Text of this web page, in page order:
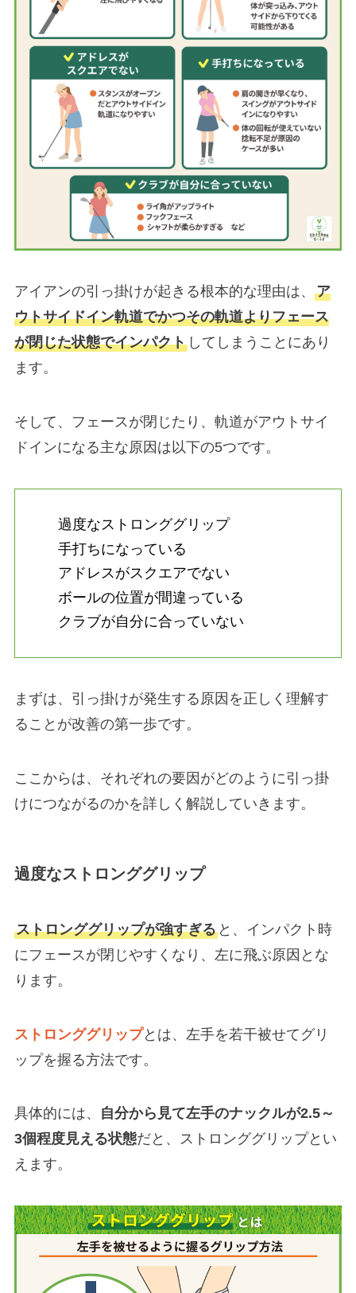
アイアンの引っ掛けが起きる根本的な理由は、 ア
ウトサイドイン軌道でかつその軌道よりフェース
が閉じた状態でインパクトしてしまうことにあり
ます。
そして、フェースが閉じたり、軌道がアウトサイ
ドインになる主な原因は以下の5つです。
過度なストロンググリップ
手打ちになっている
アドレスがスクエアでない
ボールの位置が間違っている
クラブが自分に合っていない
まずは、引っ掛けが発生する原因を正しく理解す
ることが改善の第一歩です。
ここからは、それぞれの要因がどのように引っ掛
けにつながるのかを詳しく解説していきます。
過度なストロンググリップ
ストロンググリップが強すぎると、インパクト時
にフェースが閉じやすくなり、左に飛ぶ原因とな
ります。
ストロンググリップとは、左手を若干被せてグリ
ップを握る方法です。
具体的には、
自分から見て左手のナックルが2.5～
3個程度見える状態だと、ストロンググリップとい
えます。